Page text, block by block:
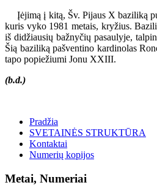
Įėjimą į kitą, Šv. Pijaus X baziliką
kuris vyko 1981 metais, kryžius.
iš didžiausių bažnyčių pasaulyje,
Šią baziliką pašventino kardinolas
tapo popiežiumi Jonu XXIII.
(b.d.)
Pradžia
SVETAINĖS STRUKTŪRA
Kontaktai
Numerių kopijos
Metai, Numeriai